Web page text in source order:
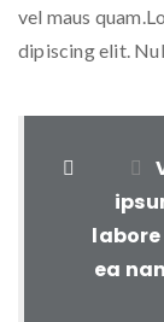
vel maus
dipiscing elit.
ea